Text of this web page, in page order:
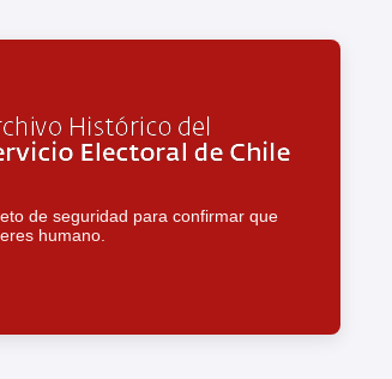
de seguridad para confirmar que
eres humano.